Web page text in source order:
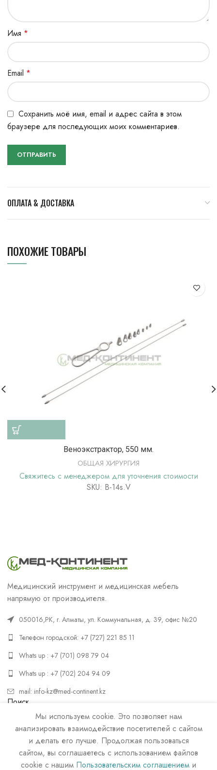
Имя *
Email *
Сохранить моё имя, email и адрес сайта в этом
браузере для последующих моих комментариев.
ОПЛАТА & ДОСТАВКА
ПОХОЖИЕ ТОВАРЫ
Веноэкстрактор, 550 мм.
ОБЩАЯ ХИРУРГИЯ
Свяжитесь с менеджером для уточнения стоимости
SKU: В-14s.V
Медицинский инструмент и медицинская мебель
напрямую от производителя.
050016,РК, г. Алматы, ул. Коммунальная, д. 39, офис №20
Телефон городской: +7 (727) 221 85 11
Whats up : +7 (701) 098 79 04
Whats up : +7 (702) 204 94 09
mail: info-kz@med-continent.kz
Поиск
ПОИСК
Мы используем cookie. Это позволяет нам
анализировать взаимодействие посетителей с сайтом
и делать его лучше. Продолжая пользоваться
сайтом, вы соглашаетесь с использованием файлов
cookie с нашим Пользовательским соглашением и